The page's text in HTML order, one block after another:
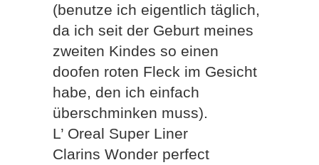
(benutze ich eigentlich täglich,
da ich seit der Geburt meines
zweiten Kindes so einen
doofen roten Fleck im Gesicht
habe, den ich einfach
überschminken muss).
L’ Oreal Super Liner
Clarins Wonder perfect